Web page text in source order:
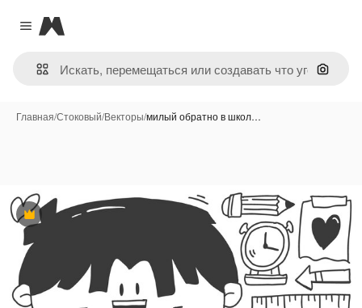
Close menu
Magnific
Поиск
Главная/Стоковый/Векторы/милый обратно в школ…
Премиум